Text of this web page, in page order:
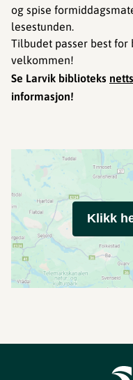
og spise
lesestunden.
Tilbudet passer best for
velkommen!
Se Larvik biblioteks
informasjon!
Klikk